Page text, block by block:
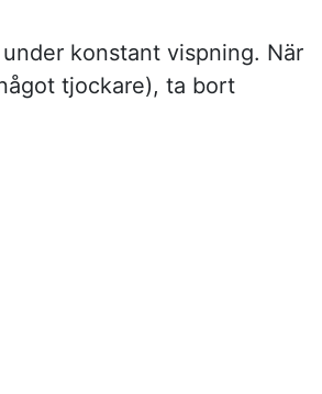
konstant vispning. När
tjockare), ta bort